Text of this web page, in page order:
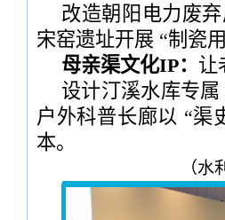
改造朝阳电力废
宋窑遗址开展 “制瓷
母亲渠文化IP： 让
设计汀溪水库专
户外科普长廊以 “渠
本。
（